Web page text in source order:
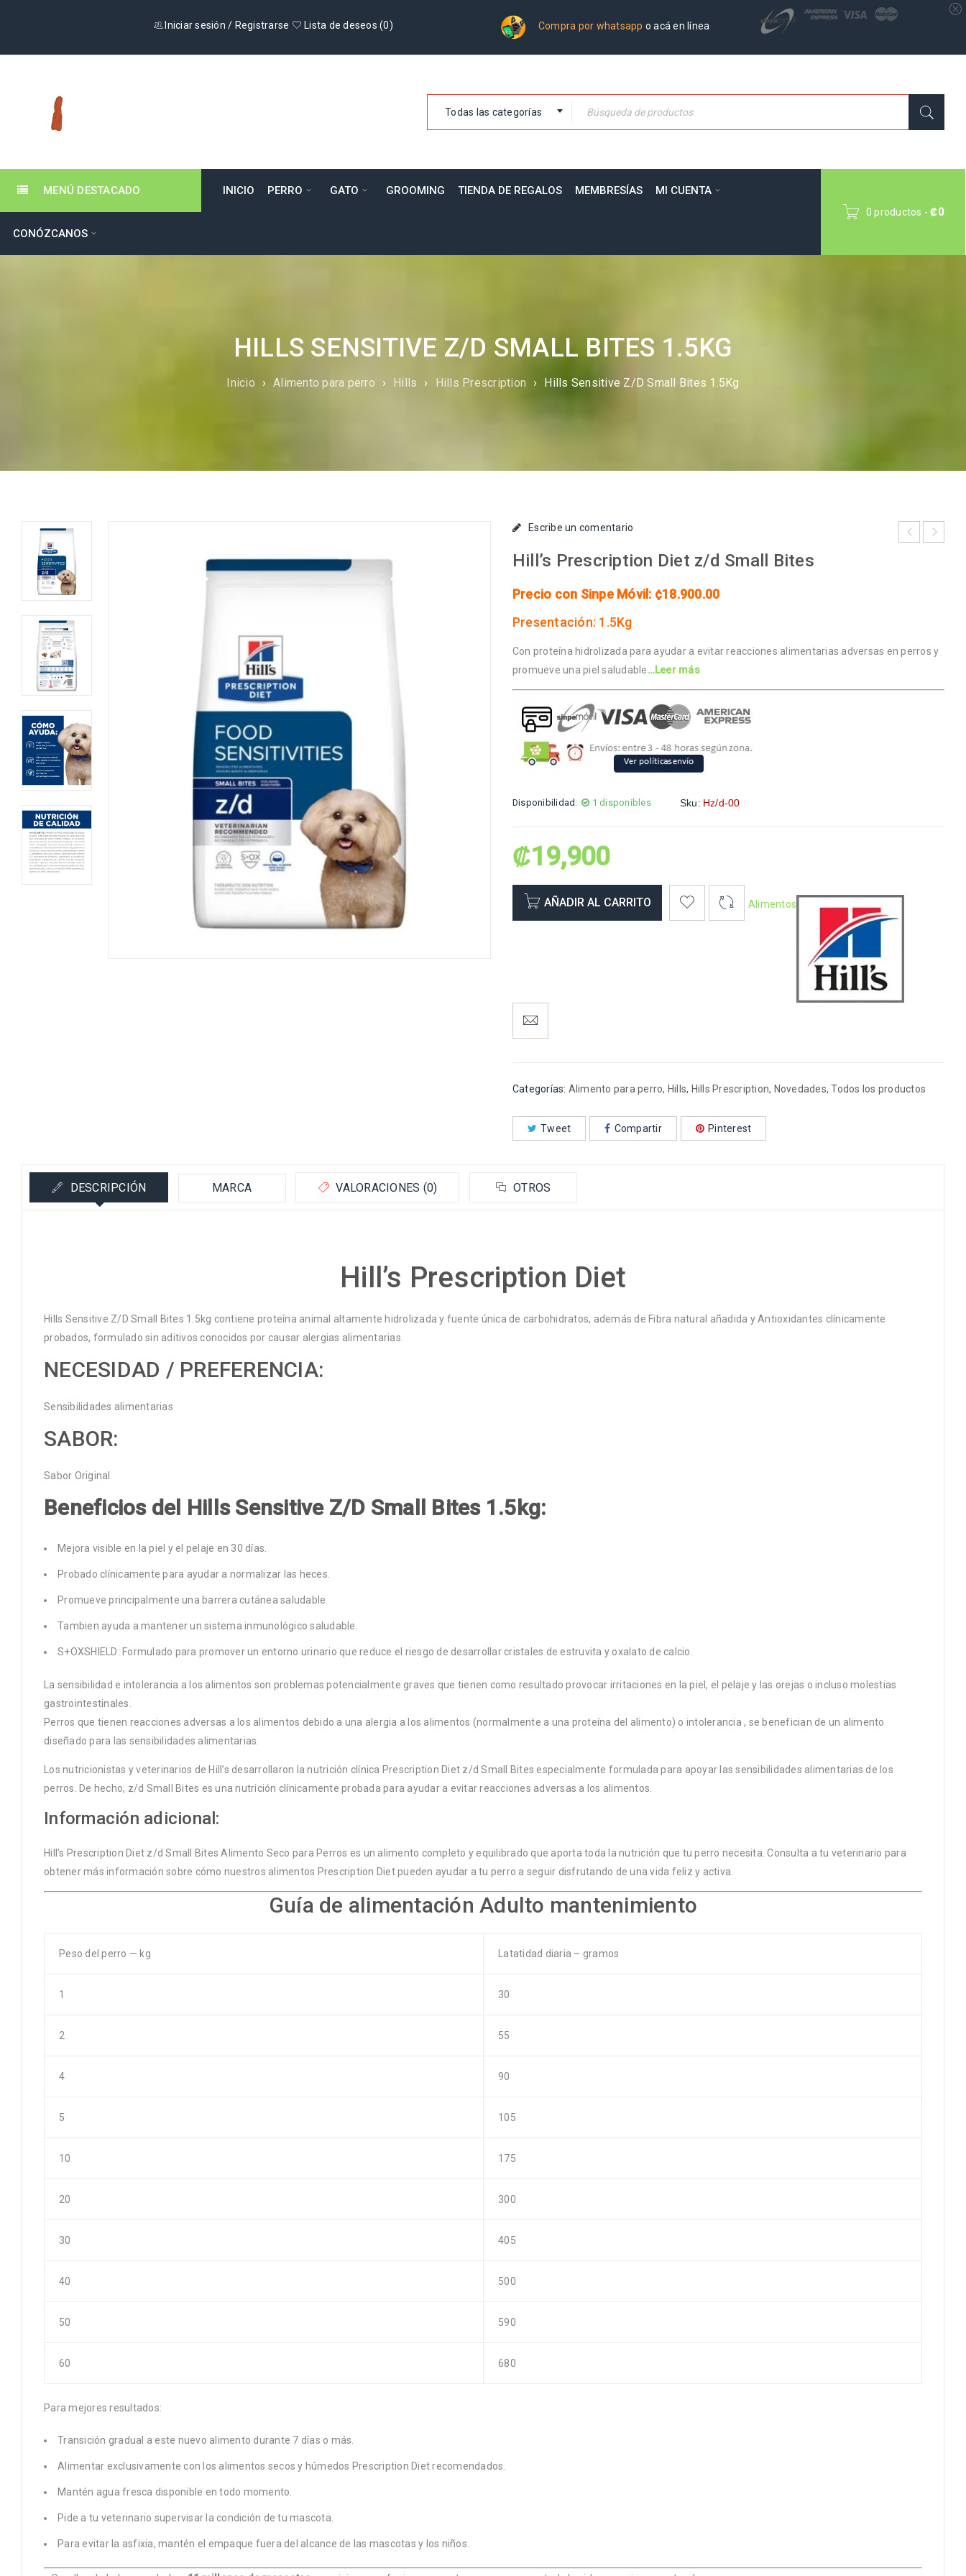
Compra por whatsapp o acá en línea
Iniciar sesión / Registrarse Lista de deseos (0)
Todas las categorías
MENÚ DESTACADO INICIO PERRO GATO GROOMING TIENDA DE REGALOS MEMBRESÍAS MI CUENTA
CONÓZCANOS
0 productos - ₡0
HILLS SENSITIVE Z/D SMALL BITES 1.5KG
Inicio › Alimento para perro › Hills › Hills Prescription › Hills Sensitive Z/D Small Bites 1.5Kg
Escribe un comentario
Hill’s Prescription Diet z/d Small Bites
Precio con Sinpe Móvil: ¢18.900.00
Presentación: 1.5Kg
Con proteína hidrolizada para ayudar a evitar reacciones alimentarias adversas en perros y
promueve una piel saludable…Leer más
Disponibilidad: 1 disponibles Sku: Hz/d-00
₡19,900
AÑADIR AL CARRITO Alimentos
Categorías: Alimento para perro, Hills, Hills Prescription, Novedades,Todos los productos
Tweet Compartir Pinterest
DESCRIPCIÓN MARCA VALORACIONES (0) OTROS
Hill’s Prescription Diet
Hills Sensitive Z/D Small Bites 1.5kg contiene proteína animal altamente hidrolizada y fuente única de carbohidratos, además de Fibra natural añadida y Antioxidantes clínicamente
probados, formulado sin aditivos conocidos por causar alergias alimentarias.
NECESIDAD / PREFERENCIA:
Sensibilidades alimentarias
SABOR:
Sabor Original
Beneficios del Hills Sensitive Z/D Small Bites 1.5kg:
Mejora visible en la piel y el pelaje en 30 días.
Probado clínicamente para ayudar a normalizar las heces.
Promueve principalmente una barrera cutánea saludable.
Tambien ayuda a mantener un sistema inmunológico saludable.
S+OXSHIELD: Formulado para promover un entorno urinario que reduce el riesgo de desarrollar cristales de estruvita y oxalato de calcio.
La sensibilidad e intolerancia a los alimentos son problemas potencialmente graves que tienen como resultado provocar irritaciones en la piel, el pelaje y las orejas o incluso molestias
gastrointestinales.
Perros que tienen reacciones adversas a los alimentos debido a una alergia a los alimentos (normalmente a una proteína del alimento) o intolerancia , se benefician de un alimento
diseñado para las sensibilidades alimentarias.
Los nutricionistas y veterinarios de Hill’s desarrollaron la nutrición clínica Prescription Diet z/d Small Bites especialmente formulada para apoyar las sensibilidades alimentarias de los
perros. De hecho, z/d Small Bites es una nutrición clínicamente probada para ayudar a evitar reacciones adversas a los alimentos.
Información adicional:
Hill’s Prescription Diet z/d Small Bites Alimento Seco para Perros es un alimento completo y equilibrado que aporta toda la nutrición que tu perro necesita. Consulta a tu veterinario para
obtener más información sobre cómo nuestros alimentos Prescription Dietpueden ayudar a tu perro a seguir disfrutando de una vida feliz y activa.
Guía de alimentación Adulto mantenimiento
Peso del perro — kg Latatidad diaria – gramos
1 30
2 55
4 90
5 105
10 175
20 300
30 405
40 500
50 590
60 680
Para mejores resultados:
Transición gradual a este nuevo alimento durante 7 días o más.
Alimentar exclusivamente con los alimentos secos y húmedos Prescription Dietrecomendados.
Mantén agua fresca disponible en todo momento.
Pide a tu veterinario supervisar la condición de tu mascota.
Para evitar la asfixia, mantén el empaque fuera del alcance de las mascotas y los niños.